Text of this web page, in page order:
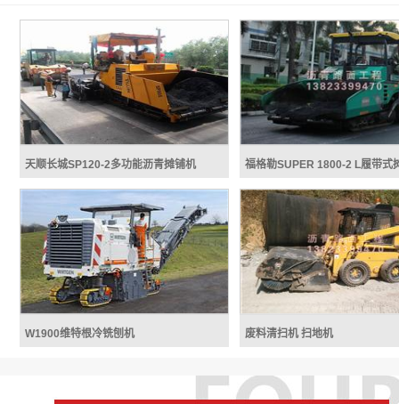
天顺长城SP120-2多功能沥青摊铺机
机,沥青摊铺机租凭价格,沥青摊铺机出
租多少铺,沥青摊铺机包月包方价格整
机质量26.8t摊铺范围2.5~12m摊铺厚度
350mm料斗容量14t额定功率200kw发
动机品牌VOLVO/DEUTZ可选 该款多
功能摊铺...
天顺长城SP120-2多功能沥青摊铺机
福格勒SUPER 1800-2 L履带式
铺机福格勒智能摊铺机采用
斯发动机，摊铺效率较之普
一倍，此外，该机还具有低
音的特点。智能型变速箱设
调节液压泵的通过大小，而
够...
福格勒SUPER 1800-2 L履带式摊
W1900维特根冷铣刨机
次性全厚度铣刨 32 cm 的沥青路面。
该机装备大功率发动机和两级前输料皮
废料清扫机 扫地机
点，融合公司既有的工程机
造平台，研制生产具有多项